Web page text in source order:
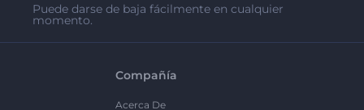
Puede darse de baja fácilmente en cualquier
momento.
Compañía
Acerca De